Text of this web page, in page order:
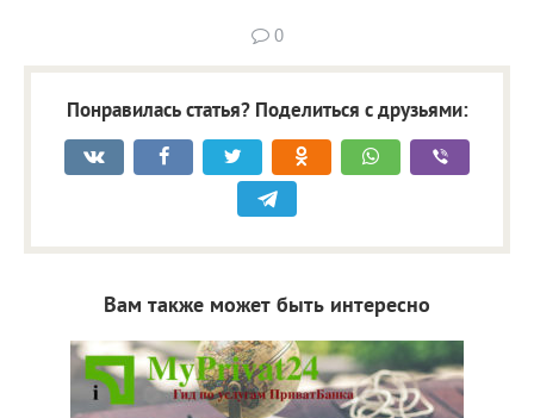
0
Понравилась статья? Поделиться с друзьями:
Вам также может быть интересно